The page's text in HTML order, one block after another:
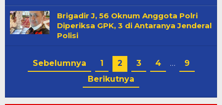
Brigadir J, 56 Oknum Anggota Polri
Diperiksa GPK, 3 di Antaranya Jenderal
Polisi
Sebelumnya 1 2 3 4 …
9
Berikutnya